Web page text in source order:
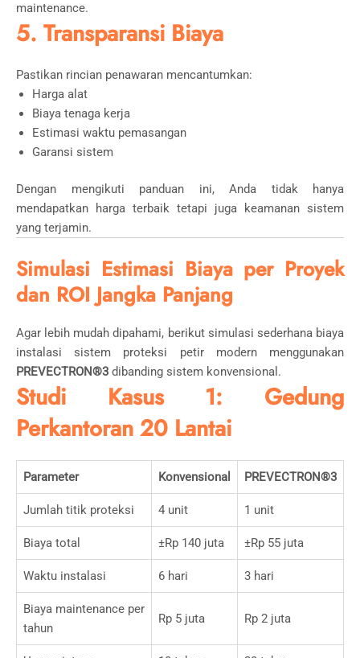
maintenance.
5. Transparansi Biaya
Pastikan rincian penawaran mencantumkan:
Harga alat
Biaya tenaga kerja
Estimasi waktu pemasangan
Garansi sistem
Dengan mengikuti panduan ini, Anda tidak hanya
mendapatkan harga terbaik tetapi juga keamanan sistem
yang terjamin.
Simulasi Estimasi Biaya per Proyek
dan ROI Jangka Panjang
Agar lebih mudah dipahami, berikut simulasi sederhana biaya
instalasi sistem proteksi petir modern menggunakan
PREVECTRON®3 dibanding sistem konvensional.
Studi Kasus 1: Gedung
Perkantoran 20 Lantai
Parameter Konvensional PREVECTRON®3
Jumlah titik proteksi 4 unit 1 unit
Biaya total ±Rp 140 juta ±Rp 55 juta
Waktu instalasi 6 hari 3 hari
Biaya maintenance per
tahun
Rp 5 juta Rp 2 juta